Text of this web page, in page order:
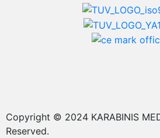
Copyright © 2024 KARABINIS
Reserved.